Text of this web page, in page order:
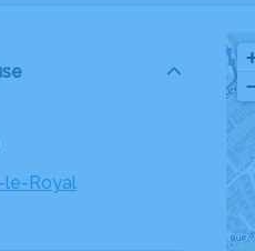
le-Royal